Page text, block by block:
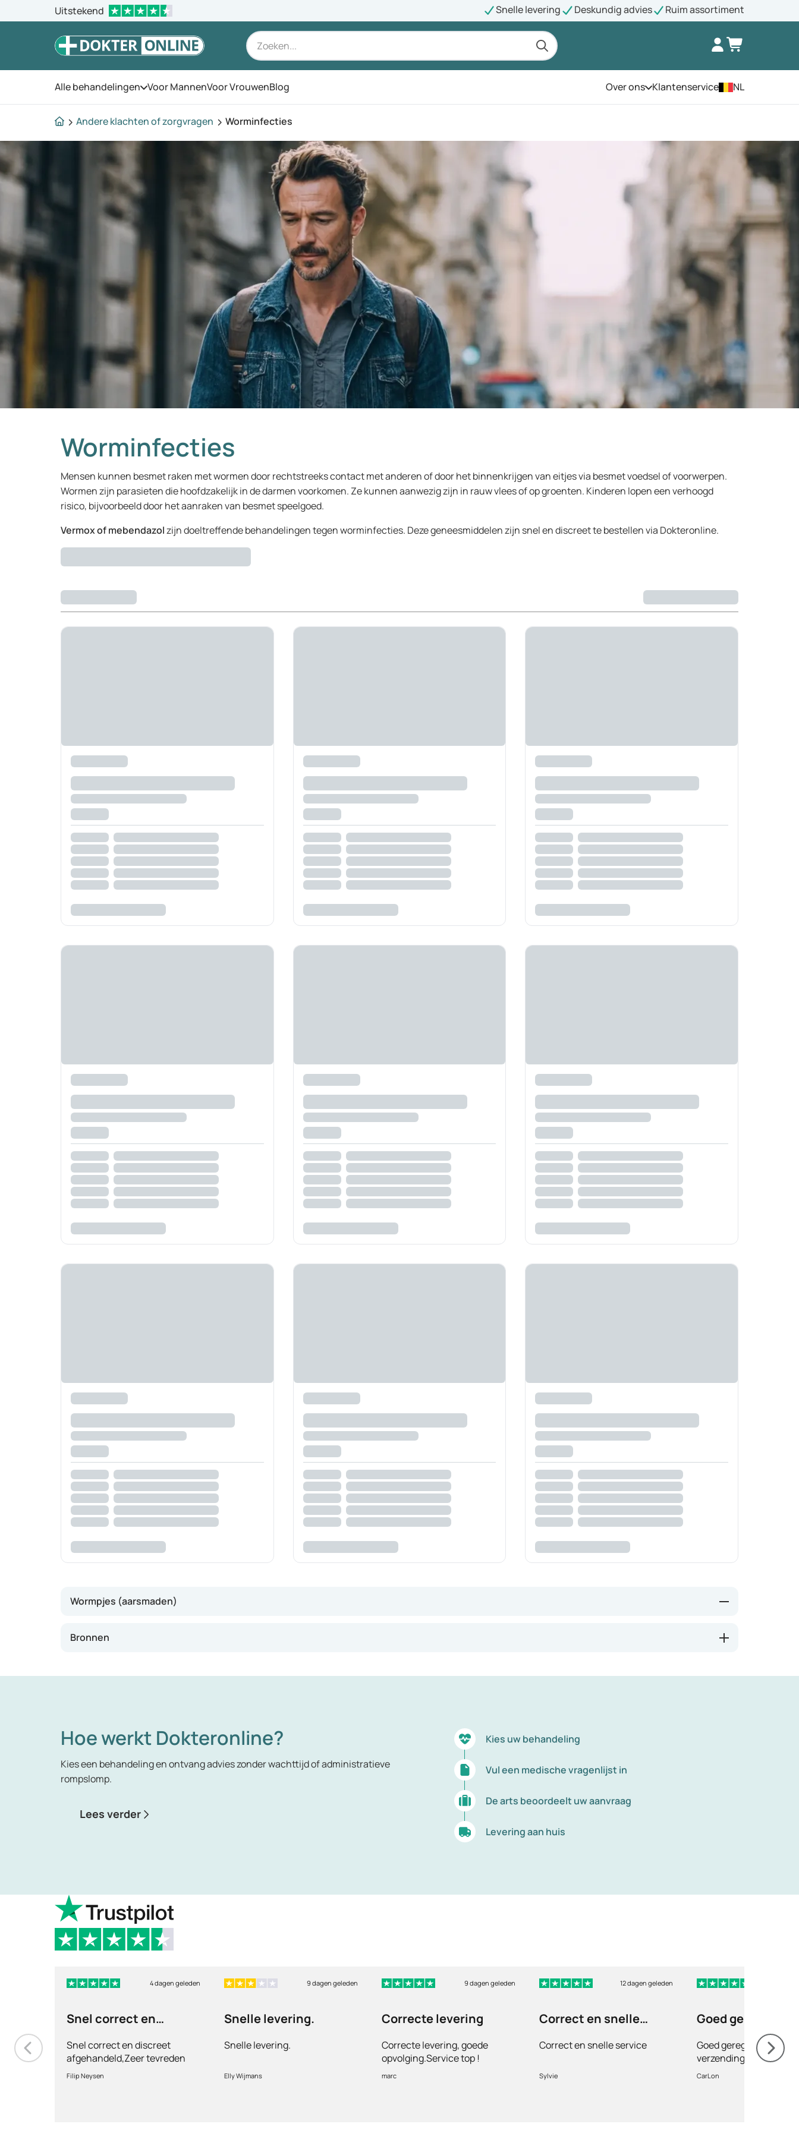
Uitstekend Snelle levering Deskundig advies Ruim assortiment
Alle behandelingen Open het menu
Voor MannenVoor VrouwenBlog Over onsOpen het menu
Klantenservice NL
Andere klachten of zorgvragen Worminfecties
Worminfecties
Mensen kunnen besmet raken met wormen door rechtstreeks contact met anderen of door het binnenkrijgen van eitjes via besmet voedsel of voorwerpen.
Wormen zijn parasieten die hoofdzakelijk in de darmen voorkomen. Ze kunnen aanwezig zijn in rauw vlees of op groenten. Kinderen lopen een verhoogd
risico, bijvoorbeeld door het aanraken van besmet speelgoed.
Vermox of mebendazolzijn doeltreffende behandelingen tegen worminfecties. Deze geneesmiddelen zijn snel en discreet te bestellen via Dokteronline.
Wormpjes (aarsmaden)
jeuk veroorzaakt. Door te krabben verspreiden de eitjes zich naar andere personen of voorwerpen. Aarsmaden zijn vooral bij kinderen hardnekkig,
Bronnen
Hoe werkt Dokteronline?
Kies een behandeling en ontvang advies zonder wachttijd of administratieve
rompslomp.
Lees verder
Kies uw behandeling
Vul een medische vragenlijst in
De arts beoordeelt uw aanvraag
Levering aan huis
4 dagen geleden
Snel correct en
Snel correct en discreet
afgehandeld,Zeer tevreden
met de service en patiënt
vriendelijkheid.Vermoedelijk
Filip Neysen
9 dagen geleden
Snelle levering.
Snelle levering.
Elly Wijmans
9 dagen geleden
Correcte levering
Correcte levering, goede
opvolging.Service top !
marc
12 dagen geleden
Correct en snelle
Correct en snelle service
Sylvie
Goed geregeld en
snelle verzending
Goed geregeld en
verzending. Fijn!
CarLon